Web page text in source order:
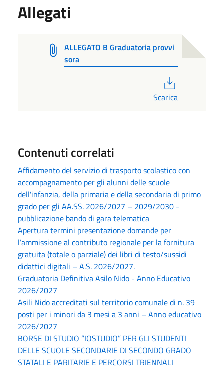
Allegati
ALLEGATO B Graduatoria provvi
sora
Scarica
Contenuti correlati
Affidamento del servizio di trasporto scolastico con
accompagnamento per gli alunni delle scuole
dell'infanzia, della primaria e della secondaria di primo
grado per gli AA.SS. 2026/2027 – 2029/2030 -
pubblicazione bando di gara telematica
Apertura termini presentazione domande per
l’ammissione al contributo regionale per la fornitura
gratuita (totale o parziale) dei libri di testo/sussidi
didattici digitali – A.S. 2026/2027.
Graduatoria Definitiva Asilo Nido - Anno Educativo
2026/2027
Asili Nido accreditati sul territorio comunale di n. 39
posti per i minori da 3 mesi a 3 anni – Anno educativo
2026/2027
BORSE DI STUDIO “IOSTUDIO” PER GLI STUDENTI
DELLE SCUOLE SECONDARIE DI SECONDO GRADO
STATALI E PARITARIE E PERCORSI TRIENNALI